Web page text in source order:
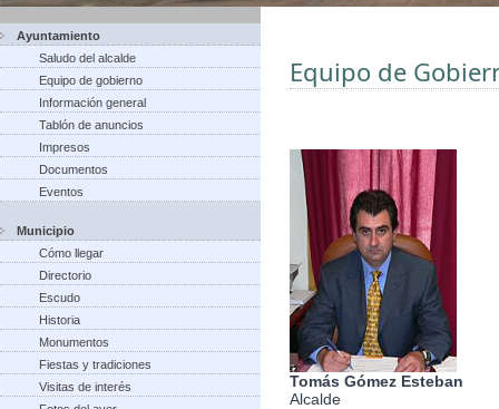
Ayuntamiento
Saludo del alcalde
Equipo de gobierno
Información general
Tablón de anuncios
Impresos
Documentos
Eventos
Municipio
Cómo llegar
Directorio
Escudo
Historia
Monumentos
Fiestas y tradiciones
Visitas de interés
Equipo de
Tomás Gómez Esteban
Alcalde